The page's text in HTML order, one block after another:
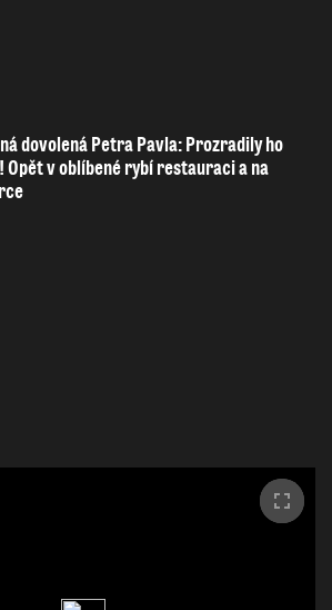
dovolená Petra Pavla: Prozradily ho
v oblíbené rybí restauraci a na